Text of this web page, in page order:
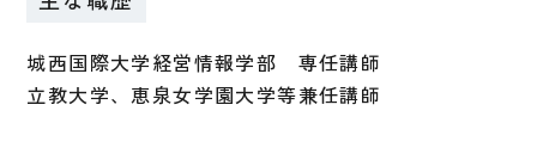
城西国際大学経営情報学部 専任講師
立教大学、恵泉女学園大学等兼任講師